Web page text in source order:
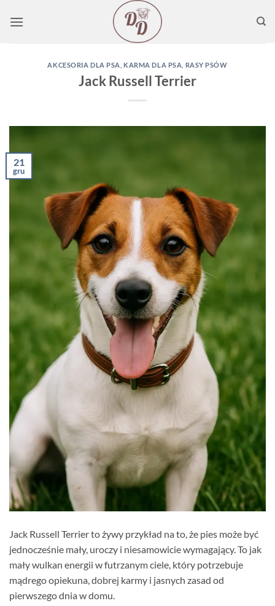
AKCESORIA DLA PSA KARMA DLA PSA RASY PSÓW
Jack Russell Terrier
21
gru
Jack Russell Terrier to żywy przykład na to, że pies może być
jednocześnie mały, uroczy i niesamowicie wymagający. To jak
mały wulkan energii w futrzanym ciele, który potrzebuje
mądrego opiekuna, dobrej karmy i jasnych zasad od
pierwszego dnia w domu.